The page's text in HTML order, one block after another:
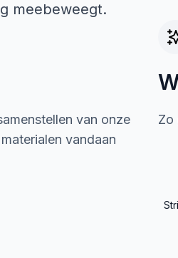
meebeweegt.
van onze
vandaan
Zo